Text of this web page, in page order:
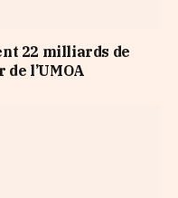
22 milliards de
l’UMOA